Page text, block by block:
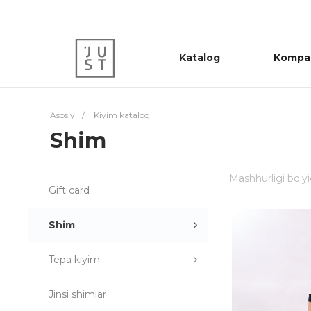
Katalog
Asosiy / Kiyim katalogi
Shim
Gift card
Shim
Tepa kiyim
Jinsi shimlar
Mashhurligi